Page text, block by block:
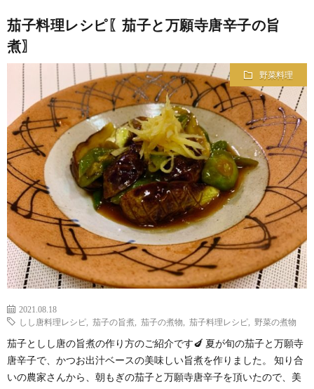
わ
せ
バ
シ
ー
ポ
シ
茄子料理レシピ〖茄子と万願寺唐辛子の旨
煮〗
野菜料理
2021.08.18
しし唐料理レシピ
茄子の旨煮 茄子の煮物 茄子料理レシピ 野菜の煮物
茄子としし唐の旨煮の作り方のご紹介です🍆 夏が旬の茄子と万願寺
唐辛子で、かつお出汁ベースの美味しい旨煮を作りました。 知り合
いの農家さんから、朝もぎの茄子と万願寺唐辛子を頂いたので、美